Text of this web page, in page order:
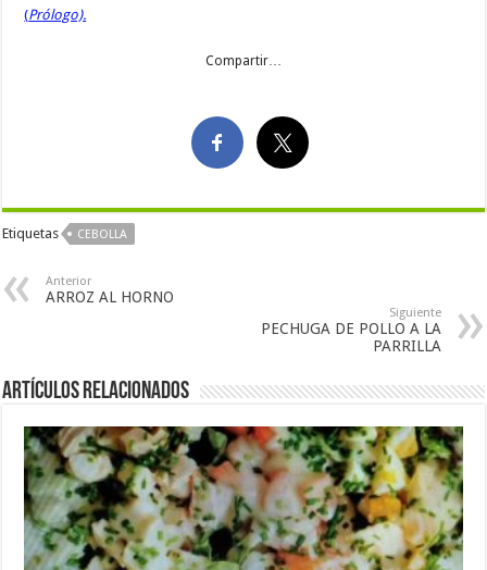
(Prólogo).
Compartir…
Etiquetas CEBOLLA
Anterior
ARROZ AL HORNO
Siguiente
PECHUGA DE POLLO A LA
PARRILLA
Artículos Relacionados